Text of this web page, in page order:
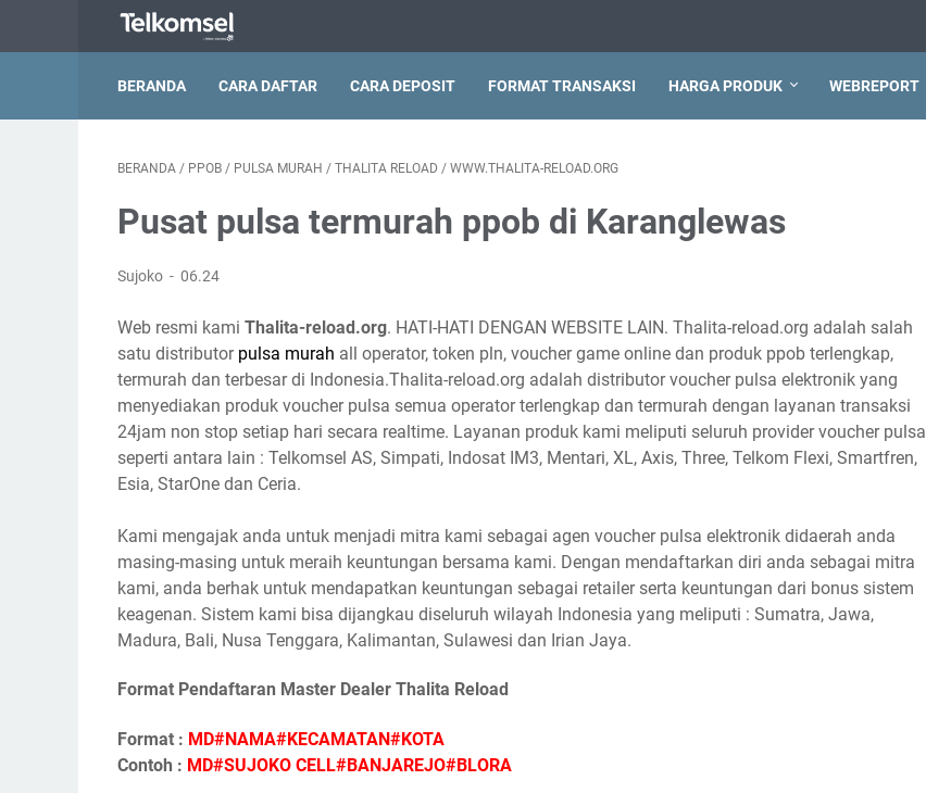
BERANDA CARA DAFTAR CARA DEPOSIT FORMAT TRANSAKSI HARGA PRODUK WEBREPORT
BERANDA / PPOB / PULSA MURAH / THALITA RELOAD / WWW.THALITA-RELOAD.ORG
Pusat pulsa termurah ppob di Karanglewas
Sujoko 06.24
Web resmi kami Thalita-reload.org. HATI-HATI DENGAN WEBSITE LAIN. Thalita-reload.org adalah salah
satu distributor pulsa murah all operator, token pln, voucher game online dan produk ppob terlengkap,
termurah dan terbesar di Indonesia.Thalita-reload.org adalah distributor voucher pulsa elektronik yang
menyediakan produk voucher pulsa semua operator terlengkap dan termurah dengan layanan transaksi
24jam non stop setiap hari secara realtime. Layanan produk kami meliputi seluruh provider voucher pulsa
seperti antara lain : Telkomsel AS, Simpati, Indosat IM3, Mentari, XL, Axis, Three, Telkom Flexi, Smartfren,
Esia, StarOne dan Ceria.
Kami mengajak anda untuk menjadi mitra kami sebagai agen voucher pulsa elektronik didaerah anda
masing-masing untuk meraih keuntungan bersama kami. Dengan mendaftarkan diri anda sebagai mitra
kami, anda berhak untuk mendapatkan keuntungan sebagai retailer serta keuntungan dari bonus sistem
keagenan. Sistem kami bisa dijangkau diseluruh wilayah Indonesia yang meliputi : Sumatra, Jawa,
Madura, Bali, Nusa Tenggara, Kalimantan, Sulawesi dan Irian Jaya.
Format Pendaftaran Master Dealer Thalita Reload
Format : MD#NAMA#KECAMATAN#KOTA
Contoh : MD#SUJOKO CELL#BANJAREJO#BLORA